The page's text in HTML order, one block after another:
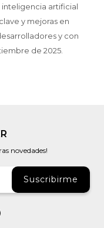
inteligencia artificial
y mejoras en
y con
de 2025.
novedades!
Suscribirme